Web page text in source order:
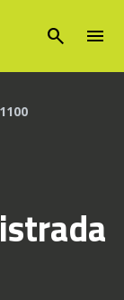
search menu